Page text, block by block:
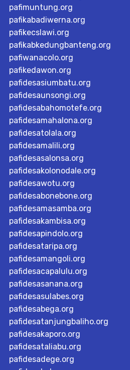
pafimuntung.org
pafikabadiwerna.org
pafikecslawi.org
pafikabkedungbanteng.org
pafiwanacolo.org
pafikedawon.org
pafidesasiumbatu.org
pafidesaunsongi.org
pafidesabahomotefe.org
pafidesamahalona.org
pafidesatolala.org
pafidesamalili.org
pafidesasalonsa.org
pafidesakolonodale.org
pafidesawotu.org
pafidesabonebone.org
pafidesamasamba.org
pafidesakambisa.org
pafidesapindolo.org
pafidesataripa.org
pafidesamangoli.org
pafidesacapalulu.org
pafidesasanana.org
pafidesasulabes.org
pafidesabega.org
pafidesatanjungbaliho.org
pafidesakaporo.org
pafidesataliabu.org
pafidesadege.org